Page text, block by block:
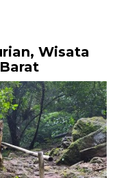
Wisata